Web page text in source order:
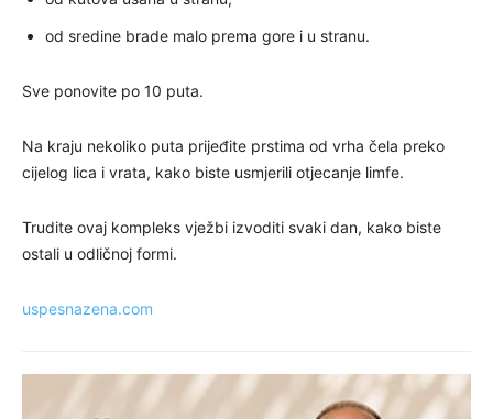
od sredine brade malo prema gore i u stranu.
Sve ponovite po 10 puta.
Na kraju nekoliko puta prijeđite prstima od vrha čela preko
cijelog lica i vrata, kako biste usmjerili otjecanje limfe.
Trudite ovaj kompleks vježbi izvoditi svaki dan, kako biste
ostali u odličnoj formi.
uspesnazena.com